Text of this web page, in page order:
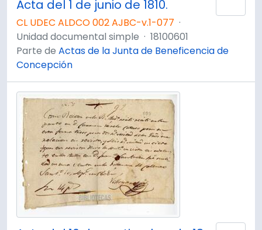
Acta del 1 de junio de 1810.
CL UDEC ALDCO 002 AJBC-v.1-077 ·
Unidad documental simple · 18100601
Parte de Actas de la Junta de Beneficencia de
Concepción